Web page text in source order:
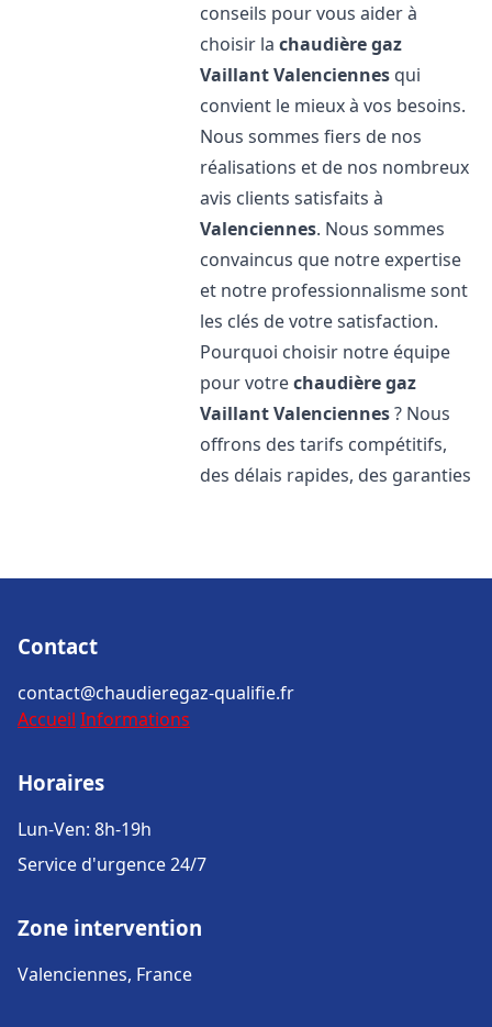
conseils pour vous aider à
choisir lachaudière gaz
VaillantValenciennes qui
convient le mieux à vos besoins.
Nous sommes fiers de nos
réalisations et de nos nombreux
avis clients satisfaits à
Valenciennes. Nous sommes
convaincus que notre expertise
et notre professionnalisme sont
les clés de votre satisfaction.
Pourquoi choisir notre équipe
pour votrechaudière gaz
VaillantValenciennes? Nous
offrons des tarifs compétitifs,
des délais rapides, des garanties
Contact
contact@chaudieregaz-qualifie.fr
Accueil Informations
Horaires
Lun-Ven: 8h-19h
Service d'urgence 24/7
Zone intervention
Valenciennes, France